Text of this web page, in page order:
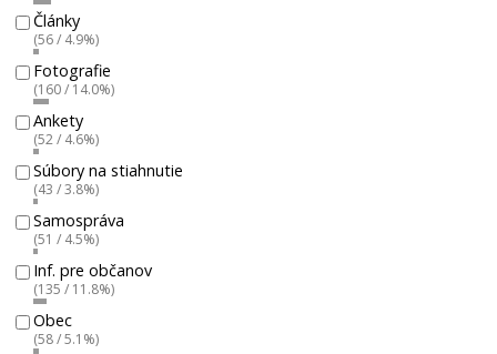
Články
(56 / 4.9%)
Fotografie
(160 / 14.0%)
Ankety
(52 / 4.6%)
Súbory na stiahnutie
(43 / 3.8%)
Samospráva
(51 / 4.5%)
Inf. pre občanov
(135 / 11.8%)
Obec
(58 / 5.1%)